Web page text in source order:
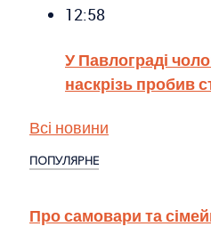
12:58
У Павлограді
наскрізь пробив
Всі новини
ПОПУЛЯРНЕ
Про самовари та